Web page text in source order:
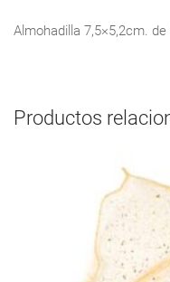
Almohadilla 7,5×5,2cm.
Productos